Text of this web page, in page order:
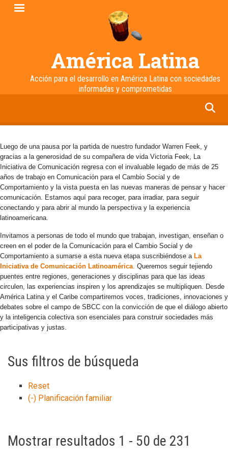
Pasar
América Latina
Acción para el desarrollo en América Latina con sociedades
informadas y comprometidas
Luego de una pausa por la partida de nuestro fundador Warren Feek, y
gracias a la generosidad de su compañera de vida Victoria Feek, La
Iniciativa de Comunicación regresa con el invaluable legado de más de 25
años de trabajo en Comunicación para el Cambio Social y de
Comportamiento y la vista puesta en las nuevas maneras de pensar y hacer
comunicación. Estamos aquí para recoger, para irradiar, para seguir
conectando y para abrir al mundo la perspectiva y la experiencia
latinoamericana.
Invitamos a personas de todo el mundo que trabajan, investigan, enseñan o
creen en el poder de la Comunicación para el Cambio Social y de
Comportamiento a sumarse a esta nueva etapa suscribiéndose a La
Iniciativa de Comunicación Latinoamérica. Queremos seguir tejiendo
puentes entre regiones, generaciones y disciplinas para que las ideas
circulen, las experiencias inspiren y los aprendizajes se multipliquen. Desde
América Latina y el Caribe compartiremos voces, tradiciones, innovaciones y
debates sobre el campo de SBCC con la convicción de que el diálogo abierto
y la inteligencia colectiva son esenciales para construir sociedades más
participativas y justas.
Sus filtros de búsqueda
Reset
(-) Planificación familiar
Mostrar resultados 1 - 50 de 231